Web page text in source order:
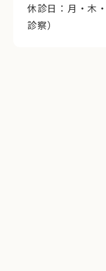
休診日：月・木
診察）